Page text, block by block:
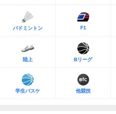
バドミントン F1
陸上 Bリーグ
学生バスケ 他競技